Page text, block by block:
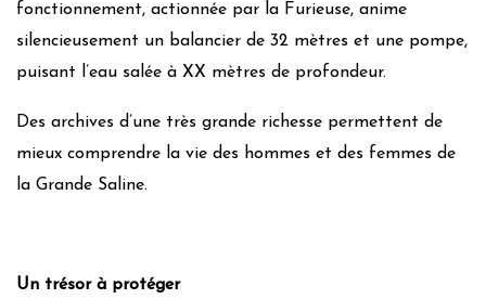
fonctionnement, actionnée par la Furieuse, anime
silencieusement un balancier de 32 mètres et une pompe,
puisant l’eau salée à XX mètres de profondeur.
Des archives d’une très grande richesse permettent de
mieux comprendre la vie des hommes et des femmes de
la Grande Saline.
Un trésor à protéger